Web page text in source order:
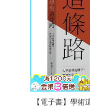
【電子書】學術